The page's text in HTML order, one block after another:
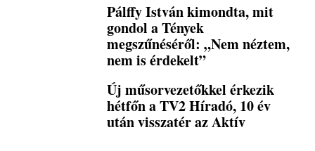
Pálffy István kimondta, mit
gondol a Tények
megszűnéséről: „Nem néztem,
nem is érdekelt”
Új műsorvezetőkkel érkezik
hétfőn a TV2 Híradó, 10 év
után visszatér az Aktív